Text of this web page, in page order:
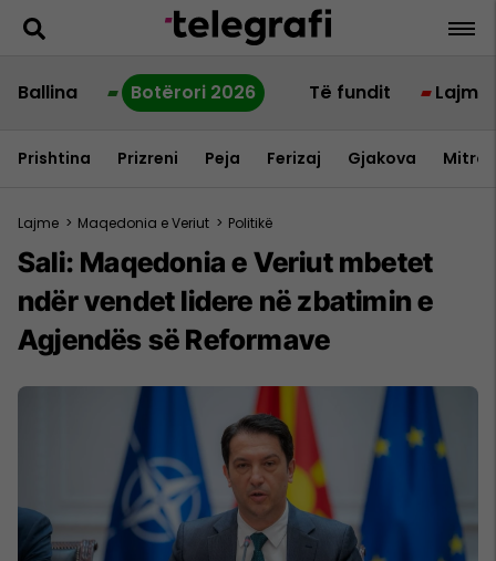
Ballina Botërori 2026 Të fundit Lajme
Prishtina Prizreni Peja Ferizaj Gjakova
Lajme > Maqedonia e Veriut > Politikë
Sali: Maqedonia e Veriut mbetet
ndër vendet lidere në zbatimin e
Agjendës së Reformave